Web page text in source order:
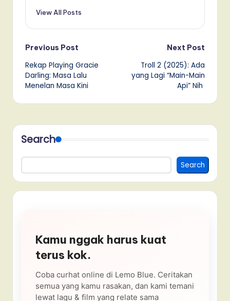
View All Posts
Post
navigation
Previous Post
Rekap Playing Gracie
Darling: Masa Lalu
Menelan Masa Kini
Next Post
Troll 2 (2025): Ada
yang Lagi “Main-Main
Api” Nih
Search
Search
Kamu nggak harus kuat
terus kok.
Coba curhat online di Lemo Blue. Ceritakan
semua yang kamu rasakan, dan kami temani
lewat lagu & film yang relate sama